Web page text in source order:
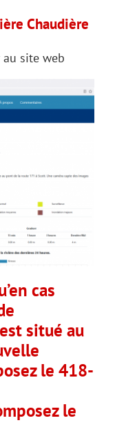
Chaudière
au site web
cas
situé au
le 418-
le